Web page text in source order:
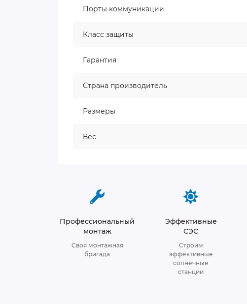
Порты коммуникации
Класс защиты
Гарантия
Страна производитель
Размеры
Вес
Профессиональный
монтаж
Своя монтажная
бригада
Эффективные
СЭС
Строим
эффективные
солнечные
станции